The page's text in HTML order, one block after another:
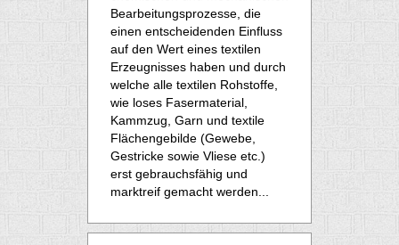
Bearbeitungsprozesse, die
einen entscheidenden Einfluss
auf den Wert eines textilen
Erzeugnisses haben und durch
welche alle textilen Rohstoffe,
wie loses Fasermaterial,
Kammzug, Garn und textile
Flächengebilde (Gewebe,
Gestricke sowie Vliese etc.)
erst gebrauchsfähig und
marktreif gemacht werden...